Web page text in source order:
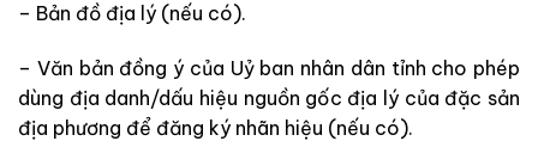
– Bản đồ địa lý (nếu có).
– Văn bản đồng ý của Uỷ ban nhân dân tỉnh cho phép
dùng địa danh/dấu hiệu nguồn gốc địa lý của đặc sản
địa phương để đăng ký nhãn hiệu (nếu có).